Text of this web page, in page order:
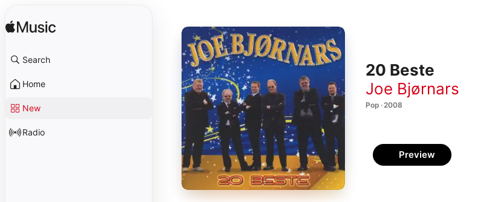
Search
Home
New
Radio
20 Beste
Joe Bjørnars
Pop · 2008
Preview